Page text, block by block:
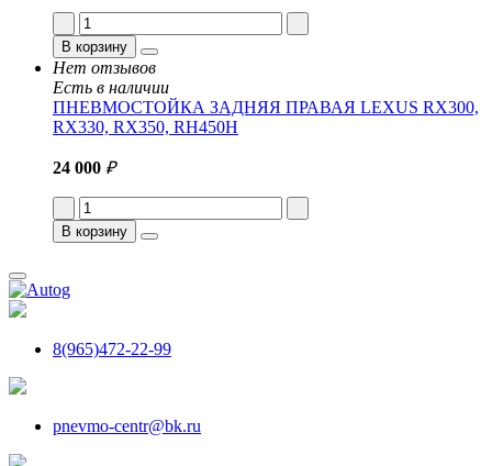
В корзину
Нет отзывов
Есть в наличии
ПНЕВМОСТОЙКА ЗАДНЯЯ ПРАВАЯ LEXUS RX300,
RX330, RX350, RH450H
24 000 ₽
В корзину
8(965)472-22-99
pnevmo-centr@bk.ru